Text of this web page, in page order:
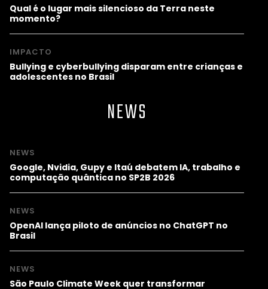
Qual é o lugar mais silencioso da Terra neste
momento?
IMPACTO
Bullying e cyberbullying disparam entre crianças e
adolescentes no Brasil
NEWS
NEWS
Google, Nvidia, Gupy e Itaú debatem IA, trabalho e
computação quântica no SP2B 2026
NEWS
OpenAI lança piloto de anúncios no ChatGPT no
Brasil
NEWS
São Paulo Climate Week quer transformar